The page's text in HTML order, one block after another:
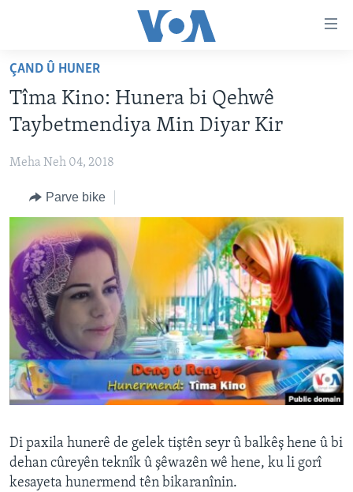
Yekser
naveroka
serekî
Yekser
here
serekî
Yekser
here
Lêgerînê
NÛÇE
FOTO GALERÎ
RADYO
HEVPEYVÎN
HERÊMÊN KURDAN
AMERÎKA
TIRKÎYE
SÛRÎYE
ÎRAQ
ÎRAN
ROJHILATA NAVÎN
CÎHAN
ÇAND Û HUNER
SERNIVÎS
Learning English
ÇAND Û HUNER
Tîma Kino: Hunera bi Qehwê
Taybetmendiya Min Diyar Kir
Meha Neh 04, 2018
Parve bike
Di paxila hunerê de gelek tiştên seyr û balkêş hene û bi
dehan cûreyên teknîk û şêwazên wê hene, ku li gorî
kesayeta hunermend tên bikaranînin.